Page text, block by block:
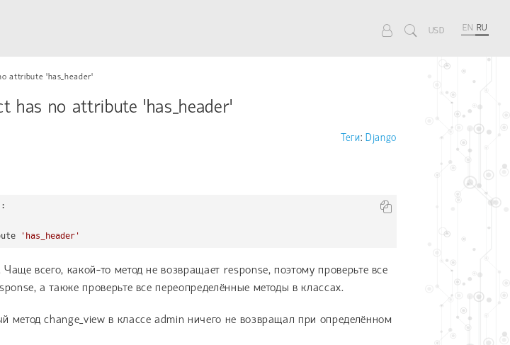
USD EN RU
attribute 'has_header'
has no attribute 'has_header'
Теги: Django
'has_header'
всего, какой-то метод не возвращает response, поэтому проверьте все
а также проверьте все переопределённые методы в классах.
метод change_view в классе admin ничего не возвращал при определённом